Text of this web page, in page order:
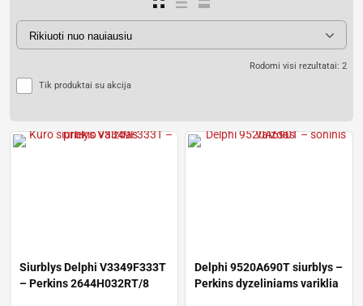
Tik produktai su akcija
Rodomi visi rezultatai: 2
Siurblys Delphi V3349F333T
– Perkins 2644H032RT/8
Delphi 9520A690T siurblys –
Perkins dyzeliniams variklia